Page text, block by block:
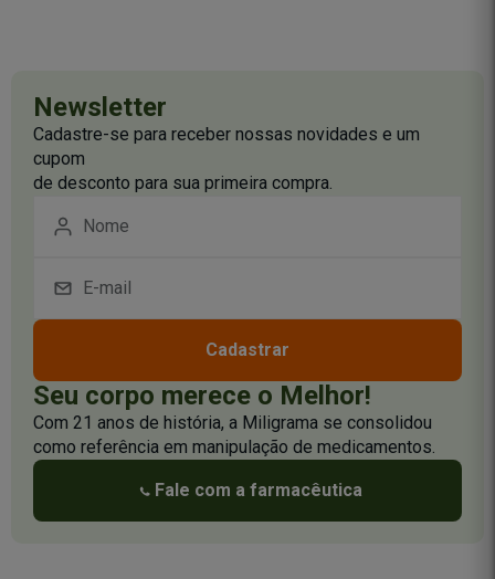
Newsletter
Cadastre-se para receber nossas novidades e um
cupom
de desconto para sua primeira compra.
Cadastrar
Seu corpo merece o Melhor!
Com 21 anos de história, a Miligrama se consolidou
como referência em manipulação de medicamentos.
Fale com a farmacêutica